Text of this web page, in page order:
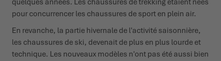
quelques années. Les chaussures de trekking étaient nées
pour concurrencer les chaussures de sport en plein air.
En revanche, la partie hivernale de l'activité saisonnière,
les chaussures de ski, devenait de plus en plus lourde et
technique. Les nouveaux modèles n'ont pas été aussi bien